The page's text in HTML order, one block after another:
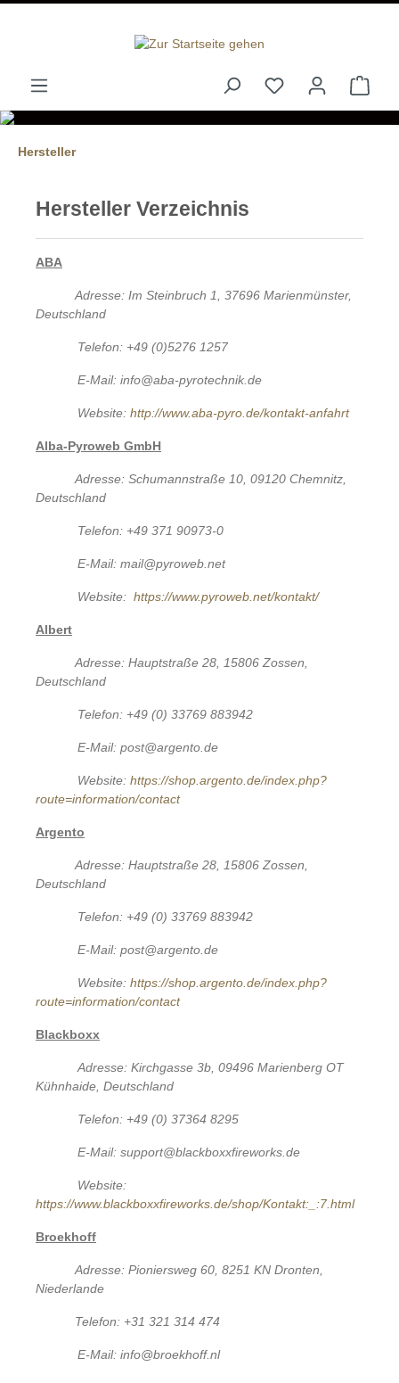
Hersteller
Hersteller Verzeichnis
ABA
Adresse: Im Steinbruch 1, 37696 Marienmünster,
Deutschland
Telefon: +49 (0)5276 1257
E-Mail: info@aba-pyrotechnik.de
Website:http://www.aba-pyro.de/kontakt-anfahrt
Alba-Pyroweb GmbH
Adresse: Schumannstraße 10, 09120 Chemnitz,
Deutschland
Telefon: +49 371 90973-0
E-Mail: mail@pyroweb.net
Website: https://www.pyroweb.net/kontakt/
Albert
Adresse: Hauptstraße 28, 15806 Zossen,
Deutschland
Telefon: +49 (0) 33769 883942
E-Mail: post@argento.de
Website:https://shop.argento.de/index.php?
route=information/contact
Argento
Adresse: Hauptstraße 28, 15806 Zossen,
Deutschland
Telefon: +49 (0) 33769 883942
E-Mail: post@argento.de
Website:https://shop.argento.de/index.php?
route=information/contact
Blackboxx
Adresse: Kirchgasse 3b, 09496 Marienberg OT
Kühnhaide, Deutschland
Telefon: +49 (0) 37364 8295
E-Mail: support@blackboxxfireworks.de
Website:
https://www.blackboxxfireworks.de/shop/Kontakt:_:7.html
Broekhoff
Adresse: Pioniersweg 60, 8251 KN Dronten,
Niederlande
Telefon: +31 321 314 474
E-Mail: info@broekhoff.nl